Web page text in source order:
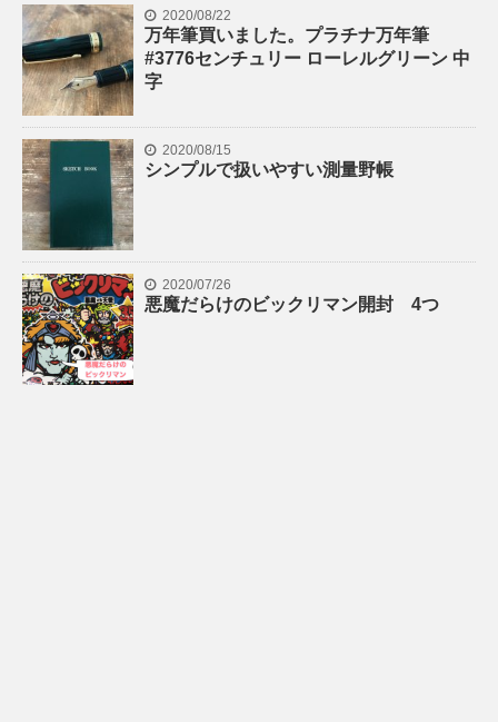
2020/08/22
万年筆買いました。プラチナ万年筆
#3776センチュリー ローレルグリーン 中
字
2020/08/15
シンプルで扱いやすい測量野帳
2020/07/26
悪魔だらけのビックリマン開封 4つ